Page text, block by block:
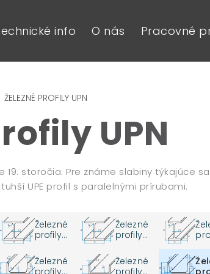
info O nás Pracovné
ŽELEZNÉ PROFILY UPN
UPN
19. storočia. Pre známe slabiny týkajúce
UPE profil s paralelnými prírubami.
Železné
profily
Železné
profily
Železné
profily
Železné
profily